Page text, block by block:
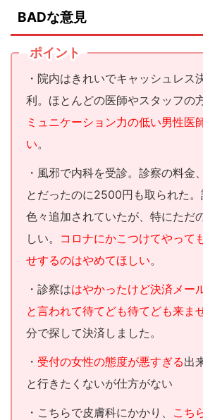
BADな意見
ポイント
・院内はきれいでキャッシュレス
利。ほとんどの医師やスタッフの
ミュニケーション力の低い男性医
い。
・風邪で内科を受診。診察の料金
とだったのに2500円も取られた
色々追加されていたが、特にただ
しい。 コロナにかこつけてやって
せするのはやめてほしい。
・診察ははやかったけど決済メー
と言われて待てども待てども来ま
分で探して決済しました。
・ 受付の女性の態度が悪すぎる出
と行きたくないが仕方がない
・こちらで皮膚科にかかり、 こち